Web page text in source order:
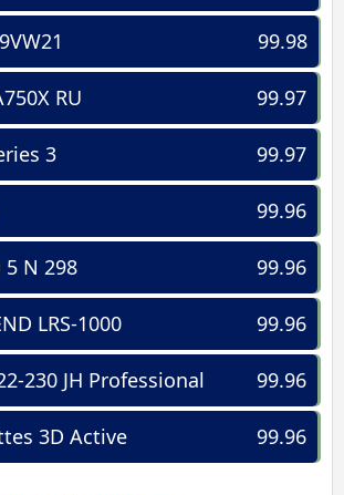
99.98
99.97
RU
99.97
3
99.96
99.96
5 N 298
99.96
LRS-1000
99.96
230 JH Professional
99.96
3D Active